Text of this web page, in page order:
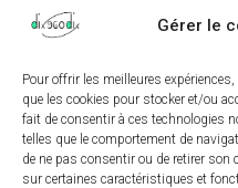
Gérer le
Pour offrir les meilleures
que les cookies pour stocker et/ou
fait de consentir à ces technologies
telles que le comportement de
de ne pas consentir ou de retirer
sur certaines caractéristiques et
AUTEUR
MON COMPTE